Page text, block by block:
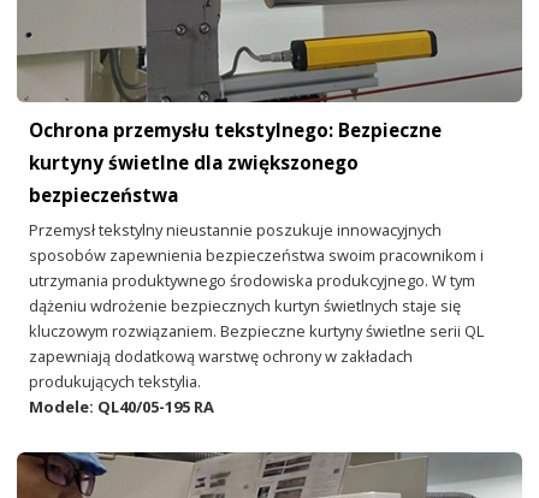
Ochrona przemysłu tekstylnego: Bezpieczne
kurtyny świetlne dla zwiększonego
bezpieczeństwa
Przemysł tekstylny nieustannie poszukuje innowacyjnych
sposobów zapewnienia bezpieczeństwa swoim pracownikom i
utrzymania produktywnego środowiska produkcyjnego. W tym
dążeniu wdrożenie bezpiecznych kurtyn świetlnych staje się
kluczowym rozwiązaniem. Bezpieczne kurtyny świetlne serii QL
zapewniają dodatkową warstwę ochrony w zakładach
produkujących tekstylia.
Modele: QL40/05-195 RA